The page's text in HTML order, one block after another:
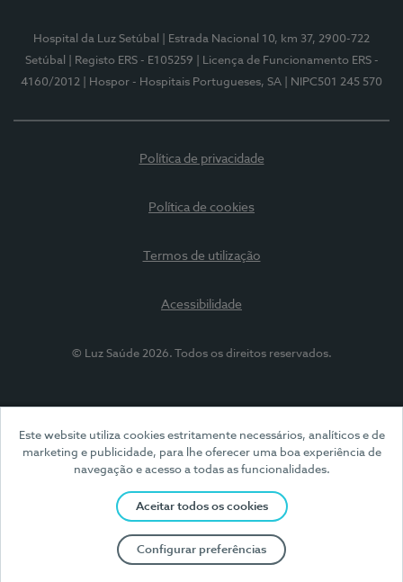
Este website utiliza cookies estritamente necessários, analíticos e de
marketing e publicidade, para lhe oferecer uma boa experiência de
navegação e acesso a todas as funcionalidades.
Aceitar todos os cookies
Configurar preferências
Hospital da Luz Setúbal
| Estrada Nacional 10, km 37, 2900-722
Setúbal
| Registo ERS - E105259
| Licença de Funcionamento ERS -
4160/2012
| Hospor - Hospitais Portugueses, SA | NIPC501 245 570
Política de privacidade
Política de cookies
Termos de utilização
Acessibilidade
© Luz Saúde 2026. Todos os direitos reservados.